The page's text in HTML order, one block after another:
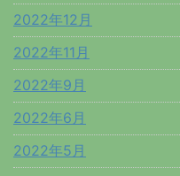
2022年12月
2022年11月
2022年9月
2022年6月
2022年5月